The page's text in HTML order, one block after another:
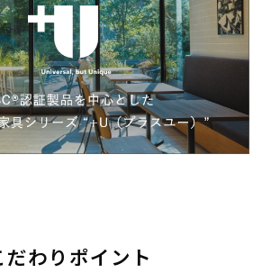
だわりポイント